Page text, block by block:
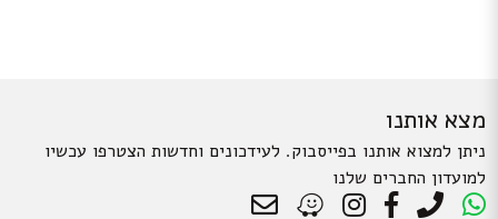
מצא אותנו
ניתן למצוא אותנו בפייסבוק. לעידכונים וחדשות הצטרפו עכשיו
למועדון החברים שלנו